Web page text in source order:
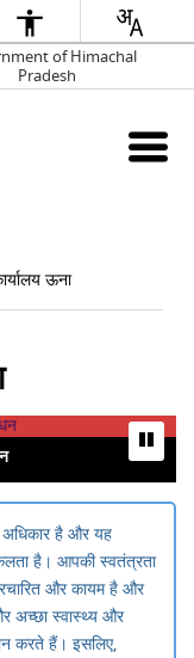
of Himachal
Pradesh
ऊना
है और यह
है। आपकी स्वतंत्रता
प्रचारित और कायम है और
अच्छा स्वास्थ्य और
करते हैं। इसलिए,